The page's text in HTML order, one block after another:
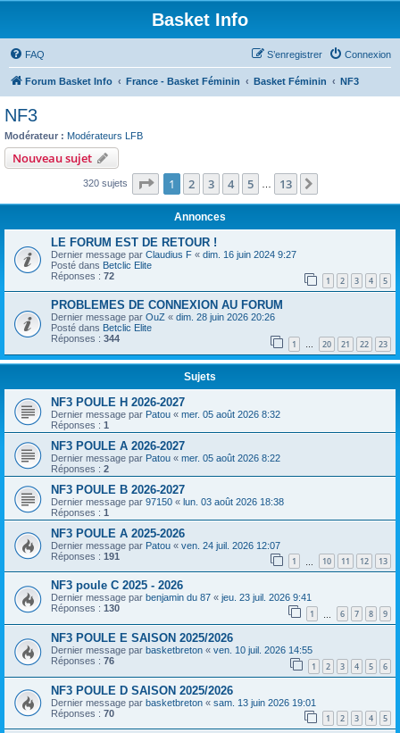
Basket Info
FAQ Connexion
S’enregistrer
Forum Basket Info France - Basket Féminin Basket Féminin NF3
NF3
Modérateur : Modérateurs LFB
Nouveau sujet
320 sujets Page 1sur13
1 2 3 4 5 13
Annonces
LE FORUM EST DE RETOUR !
Dernier message par Claudius F « dim. 16 juin 2024 9:27
Posté dans Betclic Elite
Réponses : 72 1 2 3 4 5
PROBLEMES DE CONNEXION AU FORUM
Dernier message par OuZ « dim. 28 juin 2026 20:26
Posté dans Betclic Elite
Réponses : 344 1 … 20 21 22 23
Sujets
NF3 POULE H 2026-2027
Dernier message par Patou « mer. 05 août 2026 8:32
Réponses : 1
NF3 POULE A 2026-2027
Dernier message par Patou « mer. 05 août 2026 8:22
Réponses : 2
NF3 POULE B 2026-2027
Dernier message par 97150 « lun. 03 août 2026 18:38
Réponses : 1
NF3 POULE A 2025-2026
Dernier message par Patou « ven. 24 juil. 2026 12:07
Réponses : 191 1 10 11 12 13
NF3 poule C 2025 - 2026
Dernier message par benjamin du 87 « jeu. 23 juil. 2026 9:41
Réponses : 130 1 6 7 8 9
NF3 POULE E SAISON 2025/2026
Dernier message par basketbreton « ven. 10 juil. 2026 14:55
Réponses : 76 1 2 3 4 5 6
NF3 POULE D SAISON 2025/2026
Dernier message par basketbreton « sam. 13 juin 2026 19:01
Réponses : 70 1 2 3 4 5